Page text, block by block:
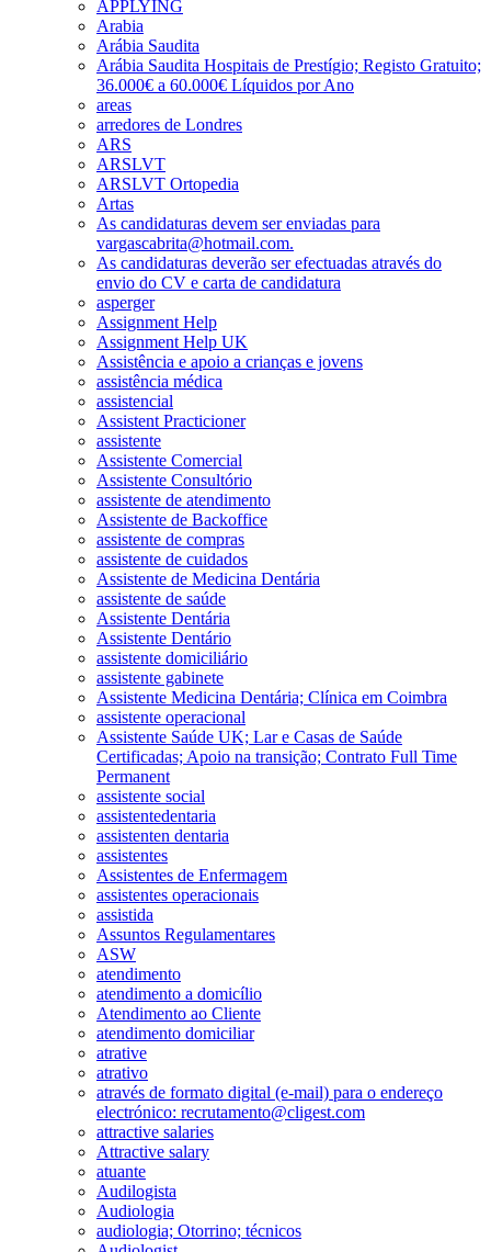
APPLYING
Arabia
Arábia Saudita
Arábia Saudita Hospitais de Prestígio; Registo Gratuito;
36.000€ a 60.000€ Líquidos por Ano
areas
arredores de Londres
ARS
ARSLVT
ARSLVT Ortopedia
Artas
As candidaturas devem ser enviadas para
vargascabrita@hotmail.com.
As candidaturas deverão ser efectuadas através do
envio do CV e carta de candidatura
asperger
Assignment Help
Assignment Help UK
Assistência e apoio a crianças e jovens
assistência médica
assistencial
Assistent Practicioner
assistente
Assistente Comercial
Assistente Consultório
assistente de atendimento
Assistente de Backoffice
assistente de compras
assistente de cuidados
Assistente de Medicina Dentária
assistente de saúde
Assistente Dentária
Assistente Dentário
assistente domiciliário
assistente gabinete
Assistente Medicina Dentária; Clínica em Coimbra
assistente operacional
Assistente Saúde UK; Lar e Casas de Saúde
Certificadas; Apoio na transição; Contrato Full Time
Permanent
assistente social
assistentedentaria
assistenten dentaria
assistentes
Assistentes de Enfermagem
assistentes operacionais
assistida
Assuntos Regulamentares
ASW
atendimento
atendimento a domicílio
Atendimento ao Cliente
atendimento domiciliar
atrative
atrativo
através de formato digital (e-mail) para o endereço
electrónico: recrutamento@cligest.com
attractive salaries
Attractive salary
atuante
Audilogista
Audiologia
audiologia; Otorrino; técnicos